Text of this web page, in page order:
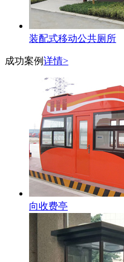
装配式移动公共厕所
成功案例详情>
向收费亭